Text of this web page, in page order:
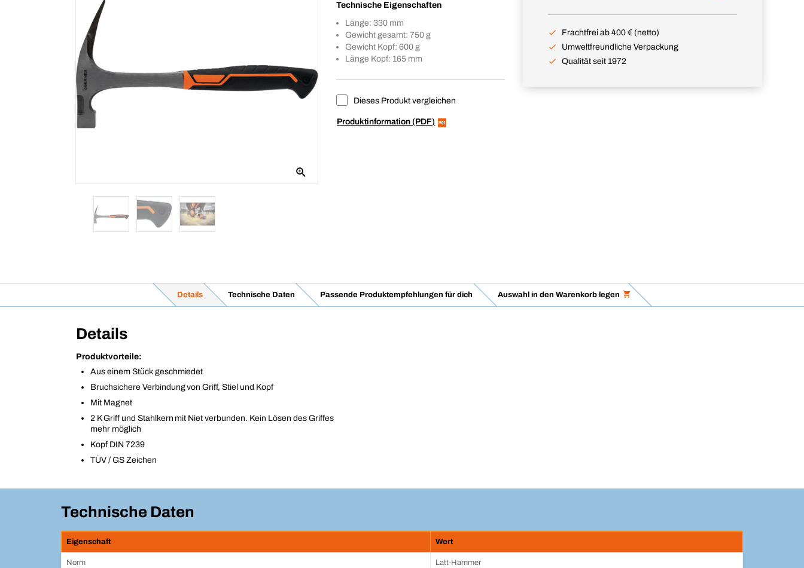
Technische Eigenschaften
Länge: 330 mm
Gewicht gesamt: 750 g
Gewicht Kopf: 600 g
Länge Kopf: 165 mm
Dieses Produkt vergleichen
Produktinformation (PDF)
Frachtfrei ab 400 € (netto)
Umweltfreundliche Verpackung
Qualität seit 1972
Details Technische Daten Passende Produktempfehlungen für dich Auswahl in den Warenkorb legen
Details
Produktvorteile:
Aus einem Stück geschmiedet
Bruchsichere Verbindung von Griff, Stiel und Kopf
Mit Magnet
2 K Griff und Stahlkern mit Niet verbunden. Kein Lösen des Griffes
mehr möglich
Kopf DIN 7239
TÜV / GS Zeichen
Technische Daten
Eigenschaft Wert
Norm Latt-Hammer